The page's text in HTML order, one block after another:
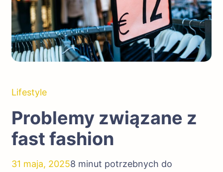
Lifestyle
Problemy związane z
fast fashion
31 maja, 20258 minut potrzebnych do